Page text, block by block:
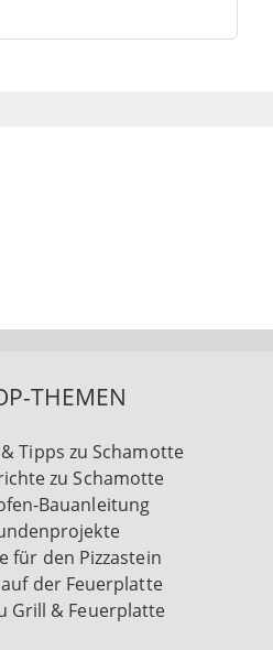
THEMEN
Tipps zu Schamotte
zu Schamotte
Bauanleitung
für den Pizzastein
der Feuerplatte
Grill & Feuerplatte